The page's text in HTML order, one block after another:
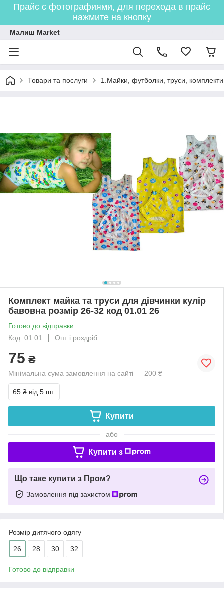
Прайс с фотографиями, для перехода в прайс
нажмите на кнопку
Малиш Market
Товари та послуги 1.Майки, футболки, труси,
Комплект майка та труси для дівчинки кулір
бавовна розмір 26-32 код 01.01 26
Готово до відправки
Код: 01.01
Опт і роздріб
75 ₴
Мінімальна сума замовлення на сайті — 200 ₴
65 ₴ від 5 шт.
Купити
або
Купити з
Що таке купити з Пром?
Замовлення під захистом
Розмір дитячого одягу
26 28 30 32
Готово до відправки